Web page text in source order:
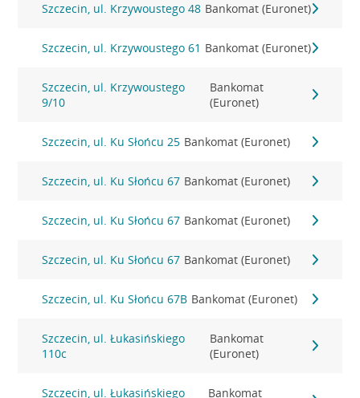
Szczecin, ul. Krzywoustego 48 Bankomat (Euronet)
Szczecin, ul. Krzywoustego 61 Bankomat (Euronet)
Szczecin, ul. Krzywoustego
9/10
Bankomat
(Euronet)
Szczecin, ul. Ku Słońcu 25 Bankomat (Euronet)
Szczecin, ul. Ku Słońcu 67 Bankomat (Euronet)
Szczecin, ul. Ku Słońcu 67 Bankomat (Euronet)
Szczecin, ul. Ku Słońcu 67 Bankomat (Euronet)
Szczecin, ul. Ku Słońcu 67B Bankomat (Euronet)
Szczecin, ul. Łukasińskiego
110c
Bankomat
(Euronet)
Szczecin, ul. Łukasińskiego Bankomat